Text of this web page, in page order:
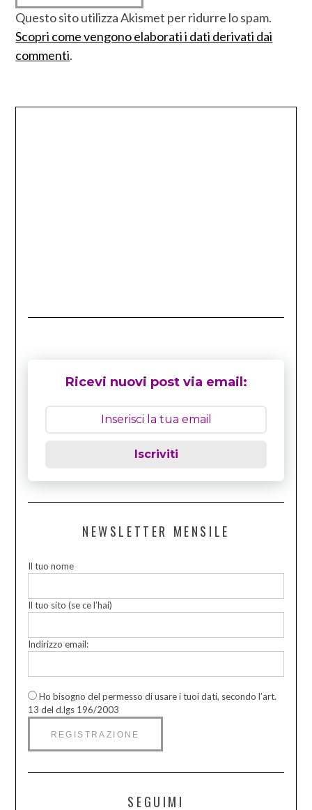
Questo sito utilizza Akismet per ridurre lo spam.
Scopri come vengono elaborati i dati derivati dai
commenti.
Ricevi nuovi post via email:
Iscriviti
NEWSLETTER MENSILE
Il tuo nome
Il tuo sito (se ce l’hai)
Indirizzo email:
Ho bisogno del permesso di usare i tuoi dati, secondo l’art.
13 del d.lgs 196/2003
SEGUIMI